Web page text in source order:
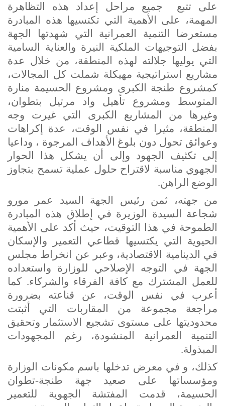
على تتبع جميع مراحل إعداد هذه التظاهرة
المهمة، على الأهمية التي تكتسيها هذه المبادرة
مستعرضا التنمية العمرانية التي شهدتها الجهة
بفضل التوجيهات الملكية النيرة والعناية السامية
التي يوليها جلالته لهذه المنطقة، من خلال عدة
مشاريع استراتيجية مهيكلة شملت كل المجالات،
كمشروع طنجة الكبرى ومشروع الحسيمة منارة
المتوسط ومشروع تأهيل واد مرتيل بتطوان،
وغيرها من المشاريع الكبرى التي غيرت وجه
المنطقة، مثيرا في نفس الوقت، عدة إكراهات
وعوائق تحول دون بلوغ الأهداف المرجوة ، وداعيا
إلى تكثيف الجهود وإلى أن يشكل هذا الحوار
الجهوي مناسبة لاقتراح حلول عملية تسمح بتجاوز
الوضع الراهن.
من جهته، ثمن رئيس الجهة السيد عمر مورو
شجاعة السيدة الوزيرة في إطلاق هذه المبادرة
الطموحة في هذا التوقيت، حيث أكد على الأهمية
الحيوية التي يكتسيها قطاعي التعمير والإسكان
في الدينامية الاقتصادية، وعبر عن انخراط مجلس
الجهة في التوجه الإصلاحي للوزارة واستعداده
للعمل المشترك مع كافة الفرقاء والشركاء. كما
أعرب في نفس الوقت، عن قناعته بضرورة
مراجعة مجموعة من المقاربات التي أثبتت
محدوديتها على مستوى تشجيع الاستثمار وتحقيق
التنمية العمرانية المنشودة، رغم المجهودات
المبذولة.
كذلك، و في معرض تدخلها باسم مكونات الوزارة
ومؤسساتها على صعيد جهة طنجة-تطوان
الحسيمة، قدمت المفتشة الجهوية للتعمير